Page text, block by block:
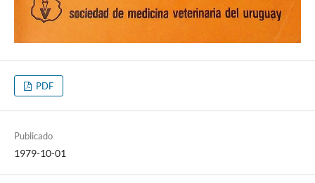
PDF
Publicado
1979-10-01